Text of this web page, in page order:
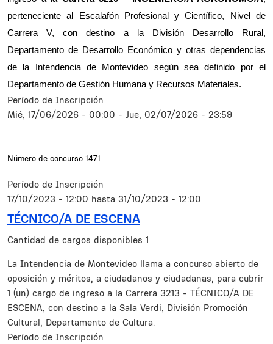
perteneciente al Escalafón Profesional y Científico, Nivel de
Carrera V, con destino a la División Desarrollo Rural,
Departamento de Desarrollo Económico y otras dependencias
de la Intendencia de Montevideo según sea definido por el
Departamento de Gestión Humana y Recursos Materiales.
Período de Inscripción
Mié, 17/06/2026 - 00:00 - Jue, 02/07/2026 - 23:59
Número de concurso 1471
Período de Inscripción
17/10/2023 - 12:00 hasta 31/10/2023 - 12:00
TÉCNICO/A DE ESCENA
Cantidad de cargos disponibles 1
Resumen
La Intendencia de Montevideo llama a concurso abierto de
oposición y méritos, a ciudadanos y ciudadanas, para cubrir
1 (un) cargo de ingreso a la Carrera 3213 - TÉCNICO/A DE
ESCENA, con destino a la Sala Verdi, División Promoción
Cultural, Departamento de Cultura.
Período de Inscripción